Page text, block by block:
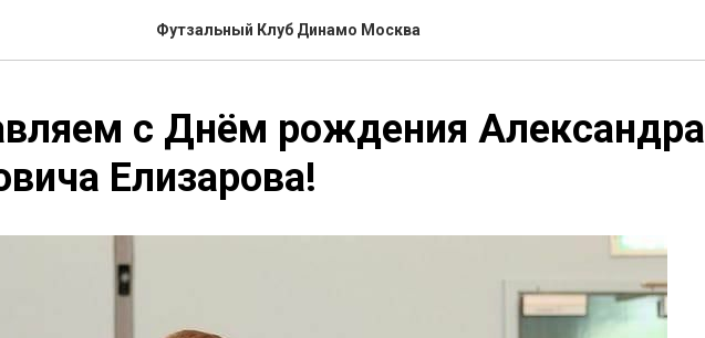
Футзальный Клуб Динамо Москва
с Днём рождения Александра
Елизарова!